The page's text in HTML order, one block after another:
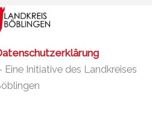
Initiative des Landkreises